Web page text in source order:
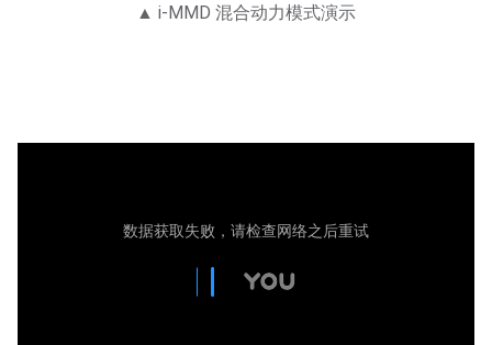
▲ i-MMD 混合动力模式演示